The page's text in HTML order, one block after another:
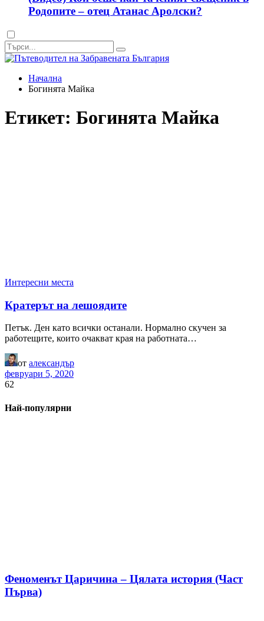
Родопите – отец Атанас Аролски?
Dark
mode
Начална
Богинята Майка
Етикет: Богинята Майка
Интересни места
Кратерът на лешоядите
Петък. Ден като всички останали. Нормално скучен за
работещите, които очакват края на работната…
от александър
февруари 5, 2020
62
Най-популярни
Феноменът Царичина – Цялата история (Част
Първа)